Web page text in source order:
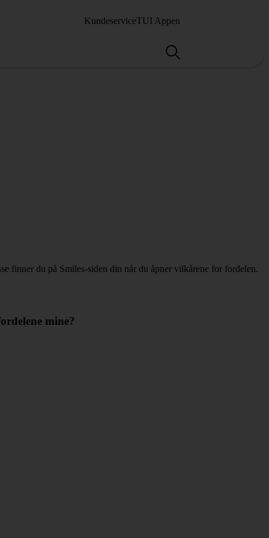
KundeserviceTUI Appen
finner du på Smiles-siden din når du åpner vilkårene for fordelen.
mine?